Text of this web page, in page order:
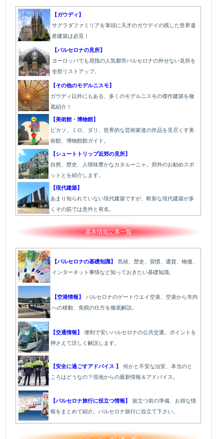
【ガウディ】
サグラダファミリアを筆頭に天才のガウデイの残した世界遺
産建築は必見！
【バルセロナの見所】
ヨーロッパでも屈指の人気都市バルセロナの外せない見所を
全部リストアップ。
【その他のモデルニスモ】
ガウディ以外にもある、多くのモデルニスモの傑作建築を徹
底紹介！
【美術館・博物館】
ピカソ、ミロ、ダリ、世界的な芸術家達の作品を見尽くす美
術館、博物館館ガイド。
【シュートトリップ近郊の見所】
自然、歴史、人情味豊かなカタルーニャ。郊外のお勧めスポ
ットとを紹介します。
【現代建築】
あまり知られていない現代建築ですが、斬新な現代建築が多
くその筋では意外と有名。
基本情報記事一覧
【バルセロナの基礎知識】
気候、歴史、習慣、通貨、物価、
インターネット事情など知っておきたい基礎知識。
【空港情報】
バルセロナのゲートウエイ空港、空港から市内
への移動、免税の仕方を徹底解説。
【交通情報】
便利で安いバルセロナの公共交通。ポイントを
押さえて詳しく解説します。
【安全に過ごすアドバイス 】
何かと不安な治安、本当のと
ころはどうなの？現地からの最新情報＆アドバイス。
【バルセロナ旅行に役立つ情報】
旅立つ前の準備、お得な情
報をまとめて紹介。バルセロナ旅行に役立て下さい。